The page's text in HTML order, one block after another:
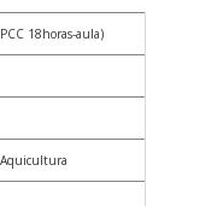
18horas-aula)